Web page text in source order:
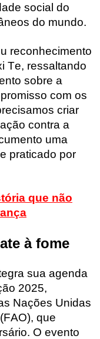
social do
do mundo.
reconhecimento
Te, ressaltando
sobre a
com os
criar
contra a
uma
praticado por
que não
à fome
sua agenda
2025,
Nações Unidas
que
O evento